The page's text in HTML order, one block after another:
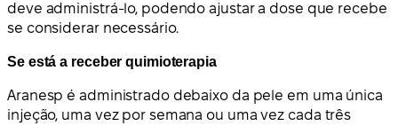
deve administrá-lo, podendo ajustar a dose que recebe
se considerar necessário.
Se está a receber quimioterapia
Aranesp é administrado debaixo da pele em uma única
injeção, uma vez por semana ou uma vez cada três